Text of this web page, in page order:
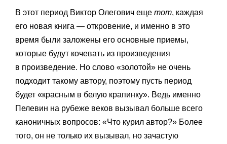
В этот период Виктор Олегович еще тот, каждая
его новая книга — откровение, и именно в это
время были заложены его основные приемы,
которые будут кочевать из произведения
в произведение. Но слово «золотой» не очень
подходит такому автору, поэтому пусть период
будет «красным в белую крапинку». Ведь именно
Пелевин на рубеже веков вызывал больше всего
каноничных вопросов: «Что курил автор?» Более
того, он не только их вызывал, но зачастую